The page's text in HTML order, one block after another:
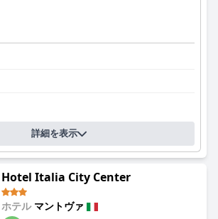
詳細を表示
Hotel Italia City Center
ホテル マントヴァ